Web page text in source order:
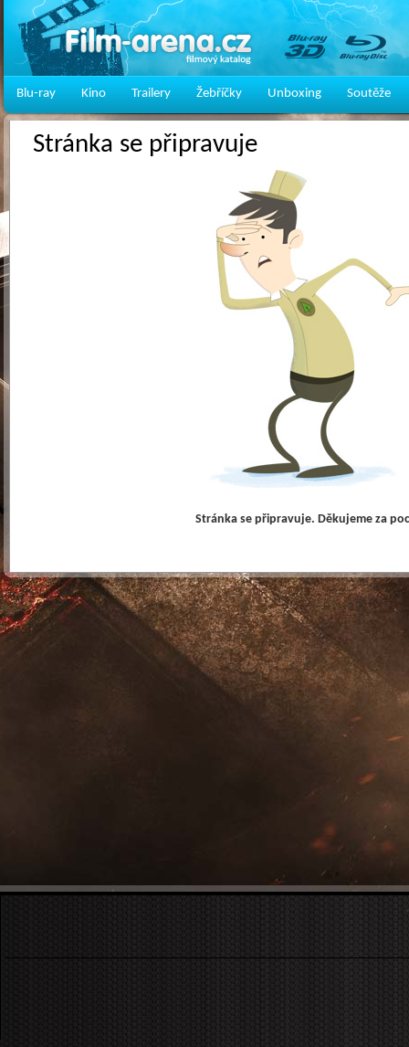
Blu-ray Kino Trailery Žebříčky Unboxing Soutěže
Stránka se připravuje
Stránka se připravuje. Děkujeme za